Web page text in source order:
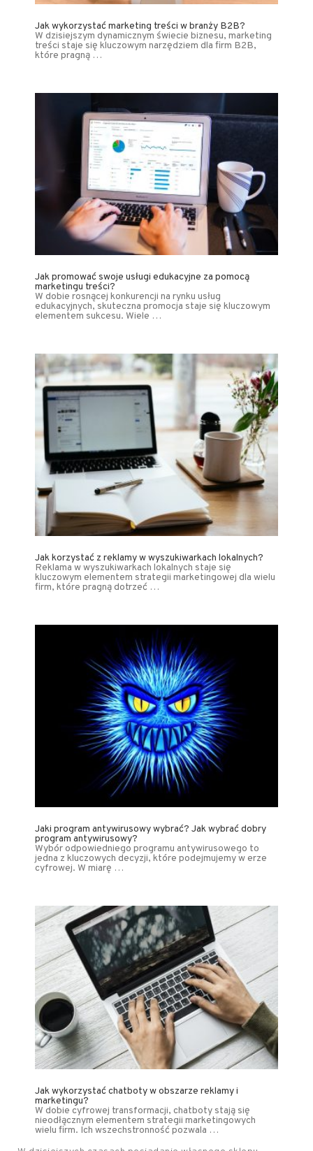
Jak wykorzystać marketing treści w branży B2B?
W dzisiejszym dynamicznym świecie biznesu, marketing
treści staje się kluczowym narzędziem dla firm B2B,
które pragną …
Jak promować swoje usługi edukacyjne za pomocą
marketingu treści?
W dobie rosnącej konkurencji na rynku usług
edukacyjnych, skuteczna promocja staje się kluczowym
elementem sukcesu. Wiele …
Jak korzystać z reklamy w wyszukiwarkach lokalnych?
Reklama w wyszukiwarkach lokalnych staje się
kluczowym elementem strategii marketingowej dla wielu
firm, które pragną dotrzeć …
Jaki program antywirusowy wybrać? Jak wybrać dobry
program antywirusowy?
Wybór odpowiedniego programu antywirusowego to
jedna z kluczowych decyzji, które podejmujemy w erze
cyfrowej. W miarę …
Jak wykorzystać chatboty w obszarze reklamy i
marketingu?
W dobie cyfrowej transformacji, chatboty stają się
nieodłącznym elementem strategii marketingowych
wielu firm. Ich wszechstronność pozwala …